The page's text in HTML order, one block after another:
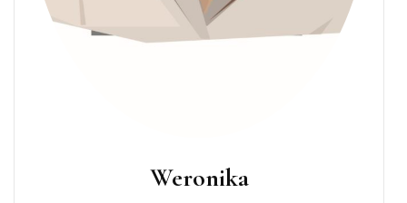
Weronika